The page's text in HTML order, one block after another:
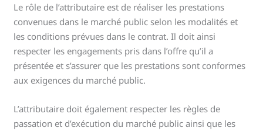
Le rôle de l’attributaire est de réaliser les prestations
convenues dans le marché public selon les modalités et
les conditions prévues dans le contrat. Il doit ainsi
respecter les engagements pris dans l’offre qu’il a
présentée et s’assurer que les prestations sont conformes
aux exigences du marché public.
L’attributaire doit également respecter les règles de
passation et d’exécution du marché public ainsi que les